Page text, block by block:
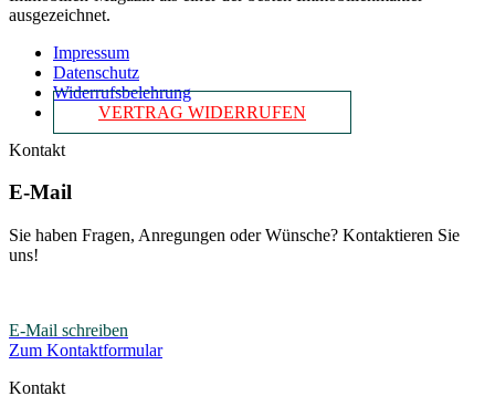
ausgezeichnet.
Impressum
Datenschutz
Widerrufsbelehrung
VERTRAG WIDERRUFEN
Kontakt
E-Mail
Sie haben Fragen, Anregungen oder Wünsche? Kontaktieren Sie
uns!
E-Mail schreiben
Zum Kontaktformular
Kontakt